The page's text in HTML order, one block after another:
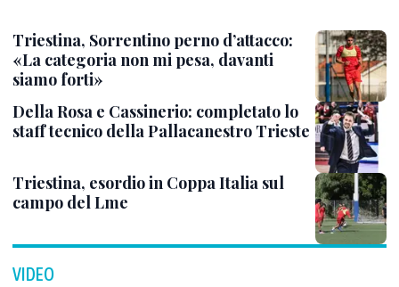
Triestina, Sorrentino perno d’attacco:
«La categoria non mi pesa, davanti
siamo forti»
Della Rosa e Cassinerio: completato lo
staff tecnico della Pallacanestro Trieste
Triestina, esordio in Coppa Italia sul
campo del Lme
VIDEO